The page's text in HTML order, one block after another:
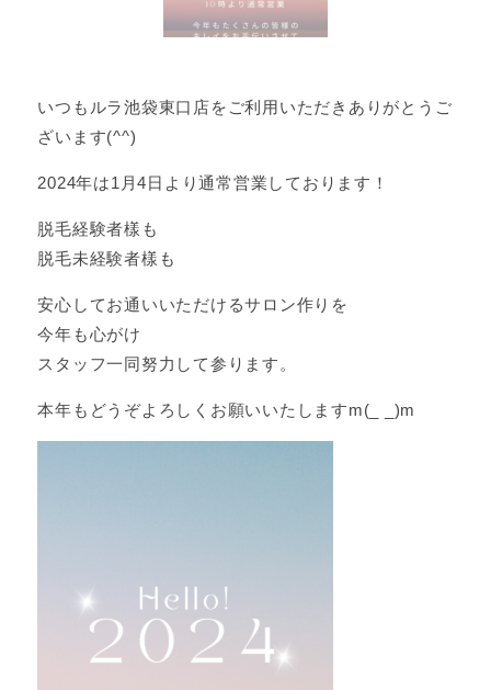
いつもルラ池袋東口店をご利用いただきありがとうご
ざいます(^^)
2024年は1月4日より通常営業しております！
脱毛経験者樣も
脱毛未経験者樣も
安心してお通いいただけるサロン作りを
今年も心がけ
スタッフ一同努力して参ります。
本年もどうぞよろしくお願いいたしますm(_ _)m